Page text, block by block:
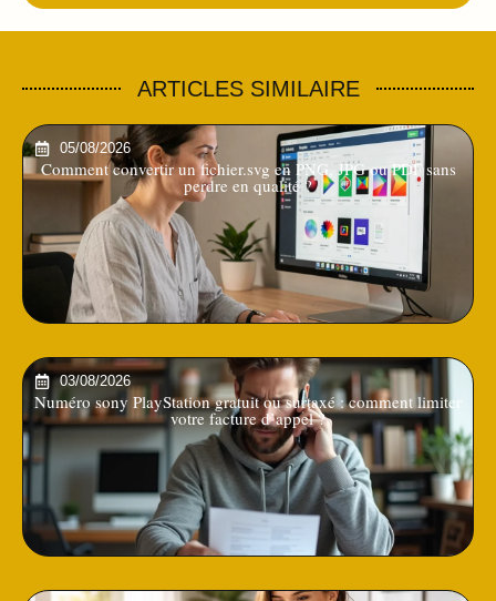
ARTICLES SIMILAIRE
05/08/2026
Comment convertir un fichier.svg en PNG, JPG ou PDF sans
perdre en qualité ?
03/08/2026
Numéro sony PlayStation gratuit ou surtaxé : comment limiter
votre facture d’appel ?